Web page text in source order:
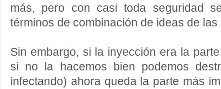
más, pero con casi toda seguridad
términos de combinación de ideas de las
Sin embargo, si la inyección era la
si no la hacemos bien podemos
infectando) ahora queda la parte más